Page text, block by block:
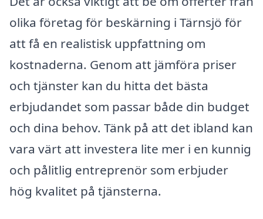
olika företag för beskärning i Tärnsjö för
att få en realistisk uppfattning om
kostnaderna. Genom att jämföra priser
och tjänster kan du hitta det bästa
erbjudandet som passar både din budget
och dina behov. Tänk på att det ibland kan
vara värt att investera lite mer i en kunnig
och pålitlig entreprenör som erbjuder
hög kvalitet på tjänsterna.